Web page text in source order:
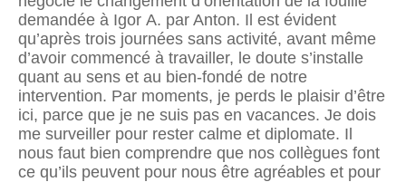
demandée à Igor A. par Anton. Il est évident
qu’après trois journées sans activité, avant même
d’avoir commencé à travailler, le doute s’installe
quant au sens et au bien-fondé de notre
intervention. Par moments, je perds le plaisir d’être
ici, parce que je ne suis pas en vacances. Je dois
me surveiller pour rester calme et diplomate. Il
nous faut bien comprendre que nos collègues font
ce qu’ils peuvent pour nous être agréables et pour